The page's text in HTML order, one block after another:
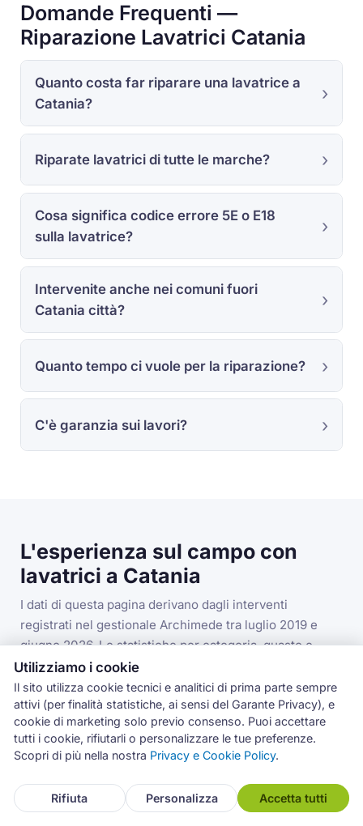
Domande Frequenti —
Riparazione Lavatrici Catania
Quanto costa far riparare una lavatrice a
Catania?
Riparate lavatrici di tutte le marche?
Cosa significa codice errore 5E o E18
sulla lavatrice?
Intervenite anche nei comuni fuori
Catania città?
Quanto tempo ci vuole per la riparazione?
C'è garanzia sui lavori?
L'esperienza sul campo con
lavatrici a Catania
I dati di questa pagina derivano dagli interventi
registrati nel gestionale Archimede tra luglio 2019 e
giugno 2026. Le statistiche per categoria, guasto e
codice errore si riferiscono alla categoria lavatrici nella
provincia di Catania.
3.993
Utilizziamo i cookie
Il sito utilizza cookie tecnici e analitici di prima parte sempre
attivi (per finalità statistiche, ai sensi del Garante Privacy), e
cookie di marketing solo previo consenso. Puoi accettare
tutti i cookie, rifiutarli o personalizzare le tue preferenze.
Scopri di più nella nostra Privacy e Cookie Policy.
Rifiuta Personalizza Accetta tutti